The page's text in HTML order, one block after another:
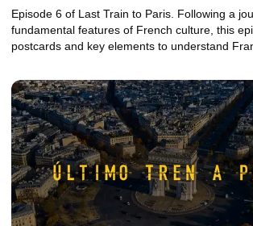
Episode 6 of Last Train to Paris. Following a
fundamental features of French culture, this
postcards and key elements to understand